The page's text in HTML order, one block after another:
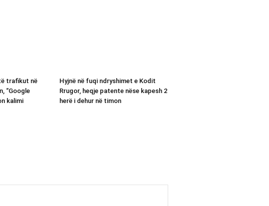
trafikut në
“Google
kalimi
Hyjnë në fuqi ndryshimet e Kodit
Rrugor, heqje patente nëse kapesh 2
herë i dehur në timon